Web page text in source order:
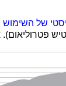
של השימוש